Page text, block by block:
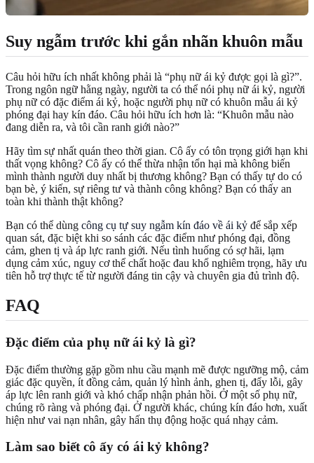
Suy ngẫm trước khi gắn nhãn khuôn mẫu
Câu hỏi hữu ích nhất không phải là “phụ nữ ái kỷ được gọi là gì?”.
Trong ngôn ngữ hằng ngày, người ta có thể nói phụ nữ ái kỷ, người
phụ nữ có đặc điểm ái kỷ, hoặc người phụ nữ có khuôn mẫu ái kỷ
phóng đại hay kín đáo. Câu hỏi hữu ích hơn là: “Khuôn mẫu nào
đang diễn ra, và tôi cần ranh giới nào?”
Hãy tìm sự nhất quán theo thời gian. Cô ấy có tôn trọng giới hạn khi
thất vọng không? Cô ấy có thể thừa nhận tổn hại mà không biến
mình thành người duy nhất bị thương không? Bạn có thấy tự do có
bạn bè, ý kiến, sự riêng tư và thành công không? Bạn có thấy an
toàn khi thành thật không?
Bạn có thể dùng công cụ tự suy ngẫm kín đáo về ái kỷ để sắp xếp
quan sát, đặc biệt khi so sánh các đặc điểm như phóng đại, đồng
cảm, ghen tị và áp lực ranh giới. Nếu tình huống có sợ hãi, lạm
dụng cảm xúc, nguy cơ thể chất hoặc đau khổ nghiêm trọng, hãy ưu
tiên hỗ trợ thực tế từ người đáng tin cậy và chuyên gia đủ trình độ.
FAQ
Đặc điểm của phụ nữ ái kỷ là gì?
Đặc điểm thường gặp gồm nhu cầu mạnh mẽ được ngưỡng mộ, cảm
giác đặc quyền, ít đồng cảm, quản lý hình ảnh, ghen tị, đẩy lỗi, gây
áp lực lên ranh giới và khó chấp nhận phản hồi. Ở một số phụ nữ,
chúng rõ ràng và phóng đại. Ở người khác, chúng kín đáo hơn, xuất
hiện như vai nạn nhân, gây hấn thụ động hoặc quá nhạy cảm.
Làm sao biết cô ấy có ái kỷ không?